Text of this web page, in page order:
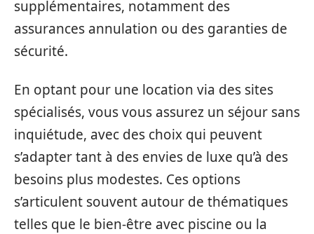
supplémentaires, notamment des
assurances annulation ou des garanties de
sécurité.
En optant pour une location via des sites
spécialisés, vous vous assurez un séjour sans
inquiétude, avec des choix qui peuvent
s’adapter tant à des envies de luxe qu’à des
besoins plus modestes. Ces options
s’articulent souvent autour de thématiques
telles que le bien-être avec piscine ou la